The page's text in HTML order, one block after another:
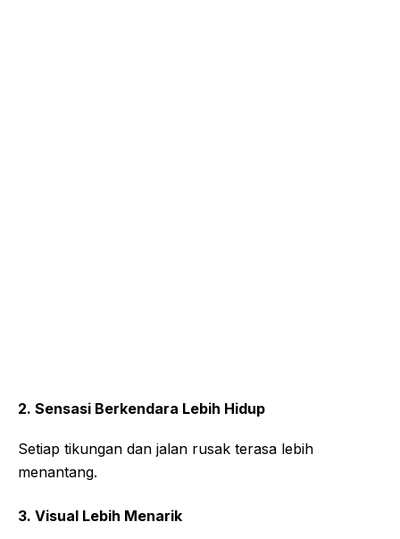
2. Sensasi Berkendara Lebih Hidup
Setiap tikungan dan jalan rusak terasa lebih
menantang.
3. Visual Lebih Menarik